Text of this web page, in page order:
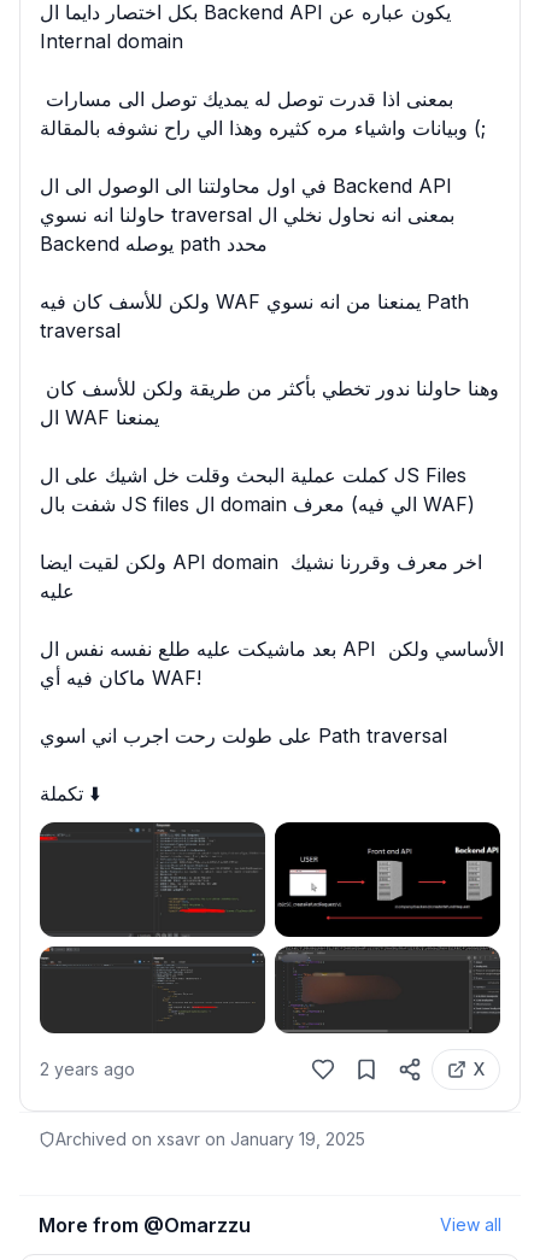
بكل اختصار دايما ال Backend API يكون عباره عن
Internal domain
وبيانات واشياء مره كثيره وهذا الي راح نشوفه بالمقالة (;
في اول محاولتنا الى الوصول الى ال Backend API
حاولنا انه نسوي traversal بمعنى انه نحاول نخلي ال
Backend يوصله path محدد
ولكن للأسف كان فيه WAF يمنعنا من انه نسوي Path
traversal
ال WAF يمنعنا
كملت عملية البحث وقلت خل اشيك على ال JS Files
شفت بال JS files ال domain معرف (الي فيه WAF)
ولكن لقيت ايضا API domain اخر معرف وقررنا نشيك
عليه
بعد ماشيكت عليه طلع نفسه نفس ال API الأساسي ولكن
ماكان فيه أي WAF!
على طولت رحت اجرب اني اسوي Path traversal
تكملة ⬇️
2 years ago X
Archived on xsavr on January 19, 2025
More from @Omarzzu View all